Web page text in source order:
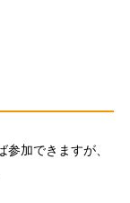
加できますが、